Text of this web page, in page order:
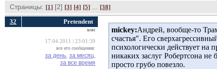
Страницы: [1] [2] [3] [4] [5]
[38]
32
Pretendent
кмс
17.04.2011 | 23:01:39
все его сообщения:
за день, за месяц,
за все время
mickey:Андрей, вообще-то
счастья". Его
психологически действует на
никаких заслуг Робертсона
просто грубо повезло.